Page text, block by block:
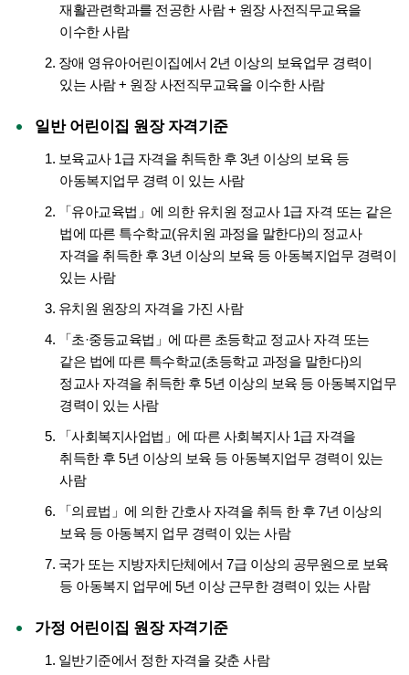
재활관련학과를 전공한 사람 + 원장 사전직무교육을
이수한 사람
2. 장애 영유아어린이집에서 2년 이상의 보육업무 경력이
있는 사람 + 원장 사전직무교육을 이수한 사람
일반 어린이집 원장 자격기준
1. 보육교사 1급 자격을 취득한 후 3년 이상의 보육 등
아동복지업무 경력 이 있는 사람
2. 「유아교육법」에 의한 유치원 정교사 1급 자격 또는 같은
법에 따른 특수학교(유치원 과정을 말한다)의 정교사
자격을 취득한 후 3년 이상의 보육 등 아동복지업무 경력이
있는 사람
3. 유치원 원장의 자격을 가진 사람
4. 「초·중등교육법」에 따른 초등학교 정교사 자격 또는
같은 법에 따른 특수학교(초등학교 과정을 말한다)의
정교사 자격을 취득한 후 5년 이상의 보육 등 아동복지업무
경력이 있는 사람
5. 「사회복지사업법」에 따른 사회복지사 1급 자격을
취득한 후 5년 이상의 보육 등 아동복지업무 경력이 있는
사람
6. 「의료법」에 의한 간호사 자격을 취득 한 후 7년 이상의
보육 등 아동복지 업무 경력이 있는 사람
7. 국가 또는 지방자치단체에서 7급 이상의 공무원으로 보육
등 아동복지 업무에 5년 이상 근무한 경력이 있는 사람
가정 어린이집 원장 자격기준
1. 일반기준에서 정한 자격을 갖춘 사람